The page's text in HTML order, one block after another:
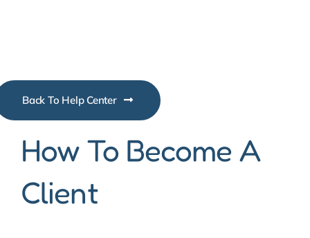
Back To Help Center
How To Become A
Client